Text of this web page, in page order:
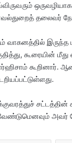
தலைவர்
வாகனத்தில்
கூரையின்
கூறினார்.
சட்டத்தின்
அவர்